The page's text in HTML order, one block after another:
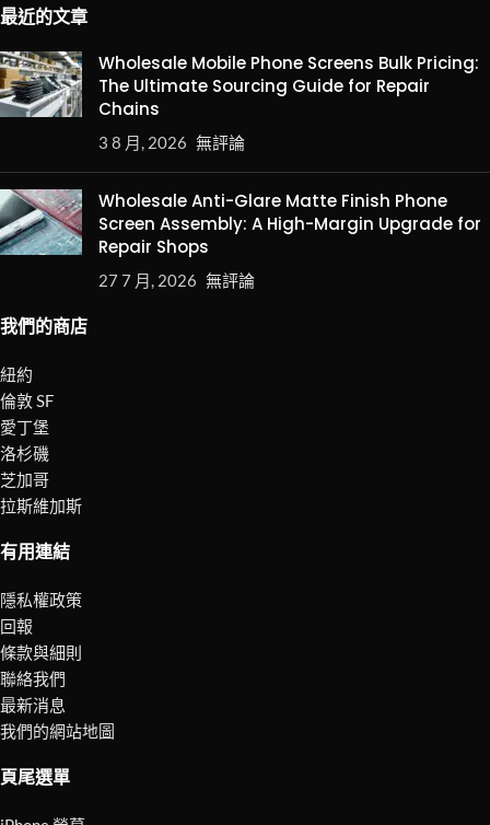
最近的文章
Wholesale Mobile Phone Screens Bulk Pricing:
The Ultimate Sourcing Guide for Repair
Chains
3 8 月, 2026 無評論
Wholesale Anti-Glare Matte Finish Phone
Screen Assembly: A High-Margin Upgrade for
Repair Shops
27 7 月, 2026 無評論
我們的商店
紐約
倫敦 SF
愛丁堡
洛杉磯
芝加哥
拉斯維加斯
有用連結
隱私權政策
回報
條款與細則
聯絡我們
最新消息
我們的網站地圖
頁尾選單